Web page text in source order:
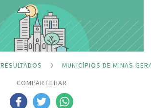
RESULTADOS
MUNICÍPIOS DE MINAS
COMPARTILHAR